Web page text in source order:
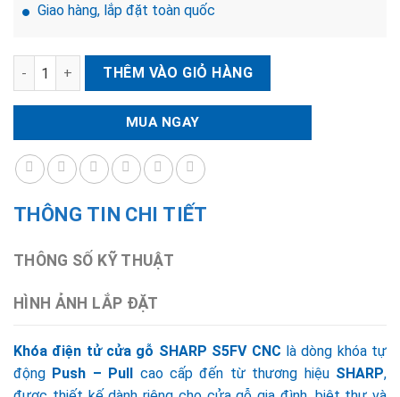
Giao hàng, lắp đặt toàn quốc
Khóa điện tử cửa gỗ SHARP S5FV CNC số lượng
THÊM VÀO GIỎ HÀNG
MUA NGAY
THÔNG TIN CHI TIẾT
THÔNG SỐ KỸ THUẬT
HÌNH ẢNH LẮP ĐẶT
Khóa điện tử cửa gỗ SHARP S5FV CNC là dòng khóa tự
động Push – Pull cao cấp đến từ thương hiệu SHARP,